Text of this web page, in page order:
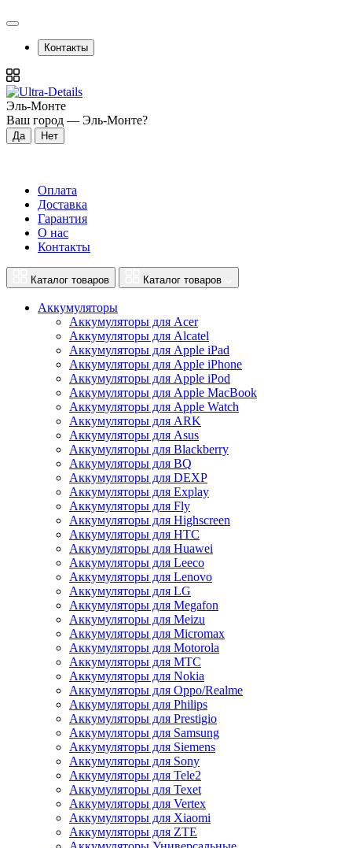
Контакты
Эль-Монте
Ваш город — Эль-Монте?
Оплата
Доставка
Гарантия
О нас
Контакты
Каталог товаров Каталог товаров
Аккумуляторы
Аккумуляторы для Acer
Аккумуляторы для Alcatel
Аккумуляторы для Apple iPad
Аккумуляторы для Apple iPhone
Аккумуляторы для Apple iPod
Аккумуляторы для Apple MacBook
Аккумуляторы для Apple Watch
Аккумуляторы для ARK
Аккумуляторы для Asus
Аккумуляторы для Blackberry
Аккумуляторы для BQ
Аккумуляторы для DEXP
Аккумуляторы для Explay
Аккумуляторы для Fly
Аккумуляторы для Highscreen
Аккумуляторы для HTC
Аккумуляторы для Huawei
Аккумуляторы для Leeco
Аккумуляторы для Lenovo
Аккумуляторы для LG
Аккумуляторы для Megafon
Аккумуляторы для Meizu
Аккумуляторы для Micromax
Аккумуляторы для Motorola
Аккумуляторы для MTC
Аккумуляторы для Nokia
Аккумуляторы для Oppo/Realme
Аккумуляторы для Philips
Аккумуляторы для Prestigio
Аккумуляторы для Samsung
Аккумуляторы для Siemens
Аккумуляторы для Sony
Аккумуляторы для Tele2
Аккумуляторы для Texet
Аккумуляторы для Vertex
Аккумуляторы для Xiaomi
Аккумуляторы для ZTE